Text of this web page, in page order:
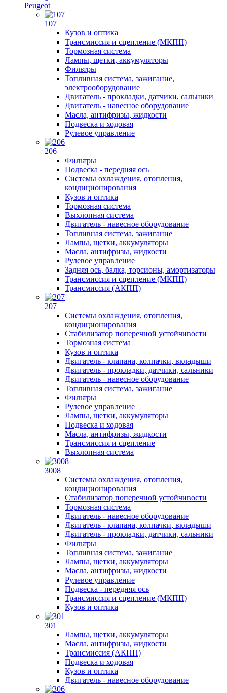
Peugeot
107
Кузов и оптика
Трансмиссия и сцепление (МКПП)
Тормозная система
Лампы, щетки, аккумуляторы
Фильтры
Топливная система, зажигание,
электрооборудование
Двигатель - прокладки, датчики, сальники
Двигатель - навесное оборудование
Масла, антифризы, жидкости
Подвеска и ходовая
Рулевое управление
206
Фильтры
Подвеска - передняя ось
Системы охлаждения, отопления,
кондиционирования
Кузов и оптика
Тормозная система
Выхлопная система
Двигатель - навесное оборудование
Топливная система, зажигание
Лампы, щетки, аккумуляторы
Масла, антифризы, жидкости
Рулевое управление
Задняя ось, балка, торсионы, амортизаторы
Трансмиссия и сцепление (МКПП)
Трансмиссия (АКПП)
207
Системы охлаждения, отопления,
кондиционирования
Стабилизатор поперечной устойчивости
Тормозная система
Кузов и оптика
Двигатель - клапана, колпачки, вкладыши
Двигатель - прокладки, датчики, сальники
Двигатель - навесное оборудование
Топливная система, зажигание
Фильтры
Рулевое управление
Лампы, щетки, аккумуляторы
Подвеска и ходовая
Масла, антифризы, жидкости
Трансмиссия и сцепление
Выхлопная система
3008
Системы охлаждения, отопления,
кондиционирования
Стабилизатор поперечной устойчивости
Тормозная система
Двигатель - навесное оборудование
Двигатель - клапана, колпачки, вкладыши
Двигатель - прокладки, датчики, сальники
Фильтры
Топливная система, зажигание
Лампы, щетки, аккумуляторы
Масла, антифризы, жидкости
Рулевое управление
Подвеска - передняя ось
Трансмиссия и сцепление (МКПП)
Кузов и оптика
301
Лампы, щетки, аккумуляторы
Масла, антифризы, жидкости
Трансмиссия (АКПП)
Подвеска и ходовая
Кузов и оптика
Двигатель - навесное оборудование